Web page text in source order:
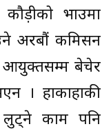
कौड़ीको भाउमा
अरबौं कमिसन
आयुक्तसम्म बेचेर
। हाकाहाकी
लुट्ने काम पनि